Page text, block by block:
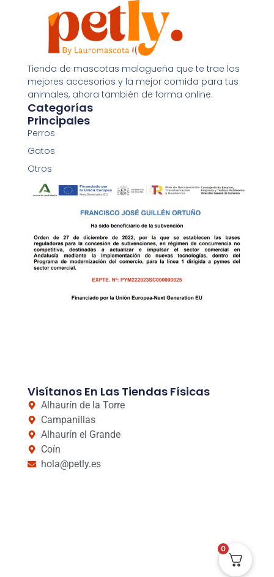
Freedog tirador verde 15x120cm
Tienda de mascotas malagueña que te trae los
mejores accesorios y la mejor comida para tus
animales, ahora también de forma online.
Categorías
Principales
Perros
Gatos
Otros
Visítanos En Las Tiendas Físicas
Alhaurín de la Torre
Campanillas
Alhaurín el Grande
Coín
hola@petly.es
0